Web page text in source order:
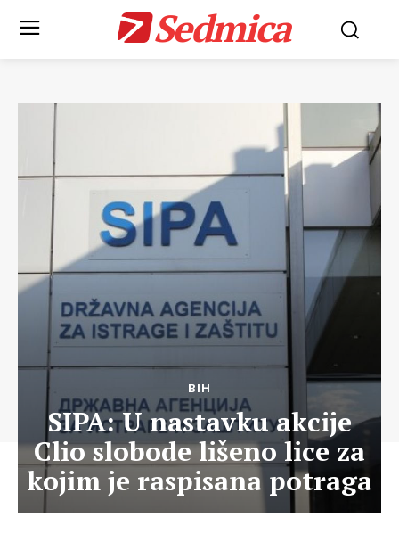
Sedmica
BIH
SIPA: U nastavku akcije
Clio slobode lišeno lice za
kojim je raspisana potraga